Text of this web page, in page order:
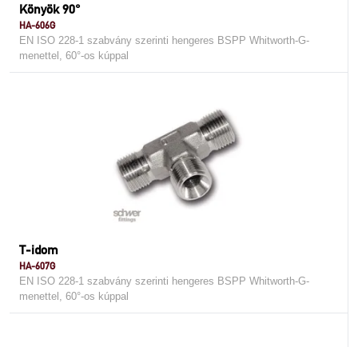
Könyök 90°
HA-606G
EN ISO 228-1 szabvány szerinti hengeres BSPP Whitworth-G-
menettel, 60°-os kúppal
T-idom
HA-607G
EN ISO 228-1 szabvány szerinti hengeres BSPP Whitworth-G-
menettel, 60°-os kúppal